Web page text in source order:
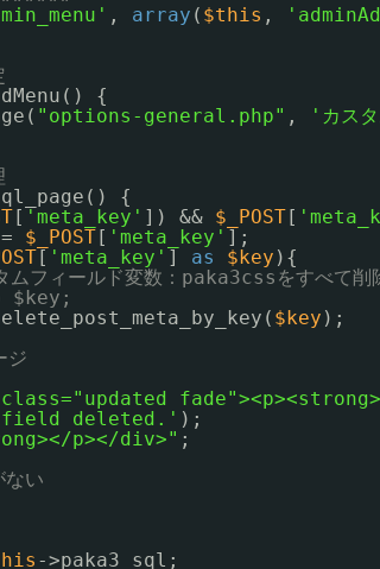
, array ( $this ,
{
"options-general.php" , 'カス
{
[ 'meta_key' ]) && $_POST[
= $_POST[ 'meta_key' ];
[ 'meta_key' ] as $key ){
フィールド変数：paka3cssをすべて削
$key;
$key );
ジ
field deleted.' );
p></div>" ;
い
->paka3_sql;